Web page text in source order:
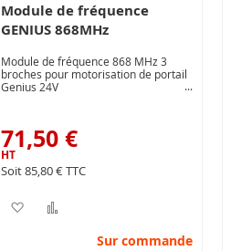
Module de fréquence
GENIUS 868MHz
Module de fréquence 868 MHz 3
broches pour motorisation de portail
Genius 24V
71,50 €
85,80 €
Ajouter à ma liste d’envie
Sur commande